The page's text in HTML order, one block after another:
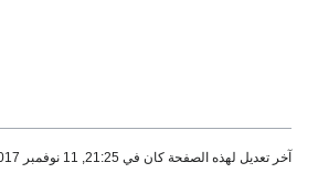
كان في 21:25, 11 نوفمبر 2017.